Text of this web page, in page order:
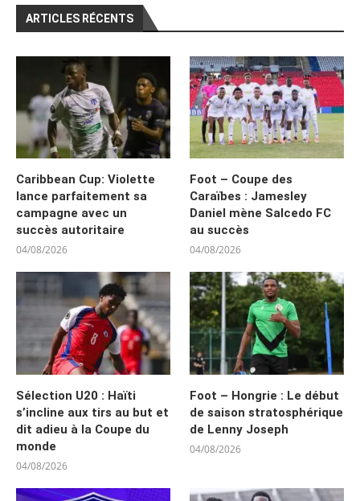
ARTICLES RÉCENTS
Caribbean Cup: Violette
lance parfaitement sa
campagne avec un
succès autoritaire
04/08/2026
Foot – Coupe des
Caraïbes : Jamesley
Daniel mène Salcedo FC
au succès
04/08/2026
Sélection U20 : Haïti
s’incline aux tirs au but et
dit adieu à la Coupe du
monde
04/08/2026
Foot – Hongrie : Le début
de saison stratosphérique
de Lenny Joseph
04/08/2026